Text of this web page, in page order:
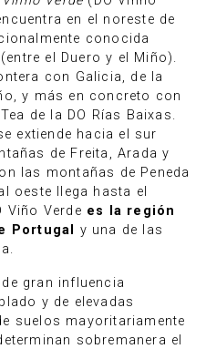
en el noreste de
conocida
el Duero y el Miño).
con Galicia, de la
y más en concreto con
de la DO Rías Baixas.
extiende hacia el sur
de Freita, Arada y
las montañas de Peneda
oeste llega hasta el
Viño Verde es la región
Portugal
y una de las
gran influencia
y de elevadas
suelos mayoritariamente
sobremanera el